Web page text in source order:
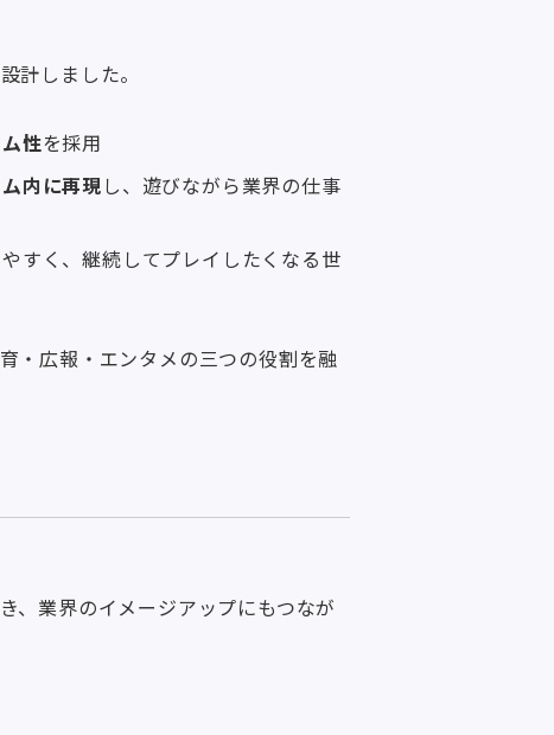
計しました。
性を採用
内に再現し、遊びながら業界の仕事
すく、継続してプレイしたくなる世
・広報・エンタメの三つの役割を融
、業界のイメージアップにもつなが